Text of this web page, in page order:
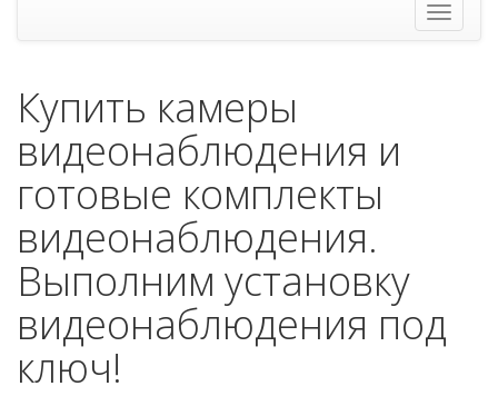
Купить камеры
видеонаблюдения и
готовые комплекты
видеонаблюдения.
Выполним установку
видеонаблюдения под
ключ!